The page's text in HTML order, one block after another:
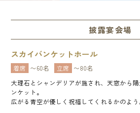
披露宴会場
スカイバンケットホール
着席 〜60名 立席 〜80名
大理石とシャンデリアが施され、天窓から
ンケット。
広がる青空が優しく祝福してくれるかのよう